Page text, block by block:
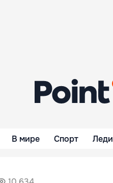
В мире Спорт Леди